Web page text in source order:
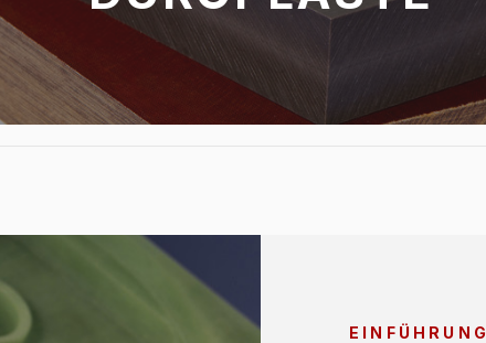
EINFÜHRUNG